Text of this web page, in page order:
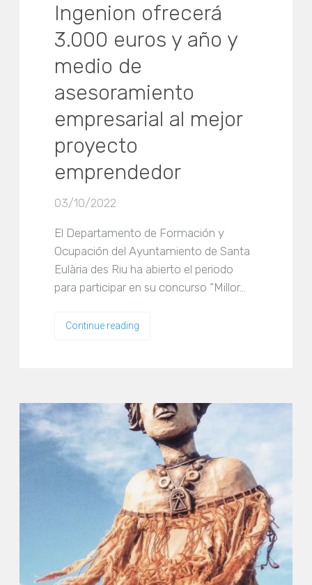
Ingenion ofrecerá
3.000 euros y año y
medio de
asesoramiento
empresarial al mejor
proyecto
emprendedor
03/10/2022
El Departamento de Formación y
Ocupación del Ayuntamiento de Santa
Eulària des Riu ha abierto el periodo
para participar en su concurso “Millor…
Continue reading